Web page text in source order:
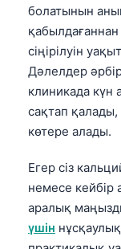
болатынын
қабылдағаннан
сіңірілуін
Дәлелдер
клиникада күн
сақтап
көтере алады.
Егер сіз
немесе кейбір
аралық
үшін
Suomi
Hrvatski
Slovenčina
كوردی‎
پښتو
سنڌي
অসমীয়া
Galego